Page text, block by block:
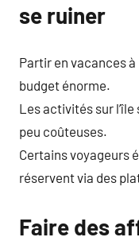
se ruiner
Partir en vacances
budget énorme.
Les activités sur
peu coûteuses.
Certains voyageurs
réservent via des
Faire des